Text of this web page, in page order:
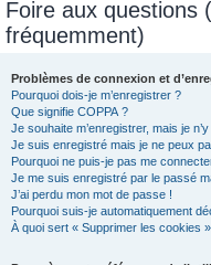
Foire aux questions
fréquemment)
Problèmes de connexion et
Pourquoi dois-je m’enregistrer ?
Que signifie COPPA ?
Je souhaite m’enregistrer, mais je
Je suis enregistré mais je ne peux
Pourquoi ne puis-je pas me
Je me suis enregistré par le passé
J’ai perdu mon mot de passe !
Pourquoi suis-je automatiquement
À quoi sert « Supprimer les cookies